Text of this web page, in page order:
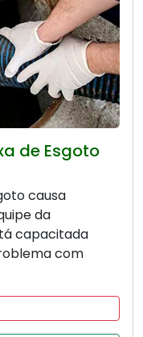
de Esgoto
causa
da
capacitada
com